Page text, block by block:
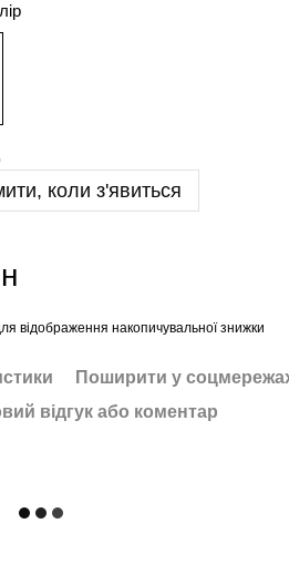
коли з'явиться
відображення накопичувальної знижки
Поширити у
відгук або коментар